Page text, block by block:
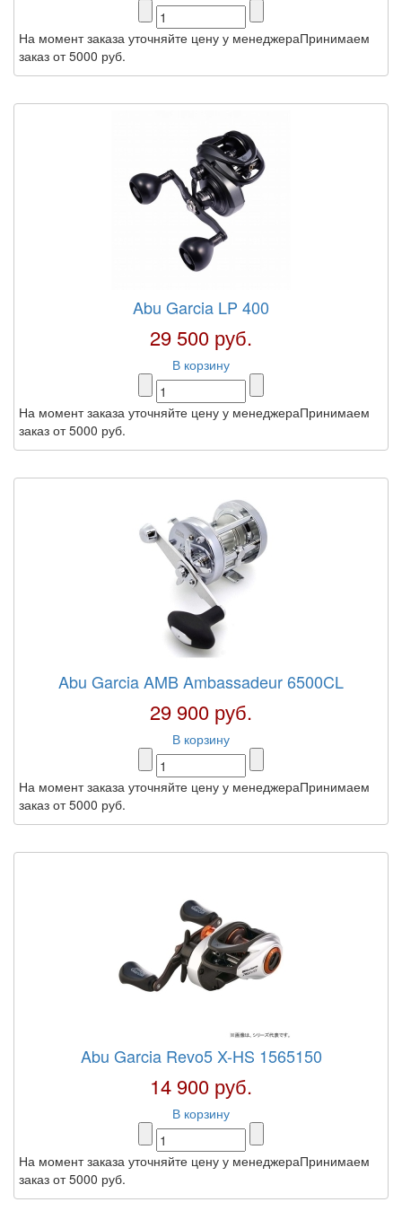
На момент заказа уточняйте цену у менеджераПринимаем
заказ от 5000 руб.
Abu Garcia LP 400
29 500 руб.
В корзину
На момент заказа уточняйте цену у менеджераПринимаем
заказ от 5000 руб.
Abu Garcia AMB Ambassadeur 6500CL
29 900 руб.
В корзину
На момент заказа уточняйте цену у менеджераПринимаем
заказ от 5000 руб.
Abu Garcia Revo5 X-HS 1565150
14 900 руб.
В корзину
На момент заказа уточняйте цену у менеджераПринимаем
заказ от 5000 руб.